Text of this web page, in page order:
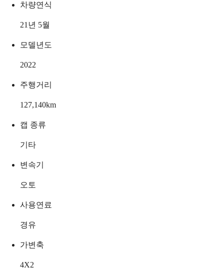
차량연식
21년 5월
모델년도
2022
주행거리
127,140km
캡 종류
기타
변속기
오토
사용연료
경유
가변축
4X2